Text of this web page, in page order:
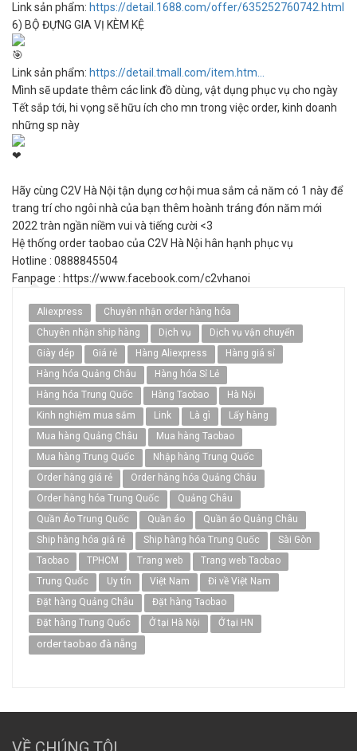
Link sản phẩm: https://detail.1688.com/offer/635252760742.html
6) BỘ ĐỰNG GIA VỊ KÈM KỆ
Link sản phẩm: https://detail.tmall.com/item.htm...
Mình sẽ update thêm các link đồ dùng, vật dụng phục vụ cho ngày
Tết sắp tới, hi vọng sẽ hữu ích cho mn trong việc order, kinh doanh
những sp này
Hãy cùng C2V Hà Nội tận dụng cơ hội mua sắm cả năm có 1 này để
trang trí cho ngôi nhà của bạn thêm hoành tráng đón năm mới
2022 tràn ngần niềm vui và tiếng cười <3
Hệ thống order taobao của C2V Hà Nội hân hạnh phục vụ
Hotline : 0888845504
Fanpage : https://www.facebook.com/c2vhanoi
Aliexpress
Chuyên nhận order hàng hóa
Chuyên nhận ship hàng
Dịch vụ
Dịch vụ vận chuyển
Giày dép
Giá rẻ Hàng Aliexpress
Hàng giá sỉ
Hàng hóa Quảng Châu
Hàng hóa Sỉ Lẻ
Hàng hóa Trung Quốc
Hàng Taobao
Hà Nội
Kinh nghiệm mua sắm
Link Là gì
Lấy hàng
Mua hàng Quảng Châu
Mua hàng Taobao
Mua hàng Trung Quốc
Nhập hàng Trung Quốc
Order hàng giá rẻ
Order hàng hóa Quảng Châu
Order hàng hóa Trung Quốc
Quảng Châu
Quần Áo Trung Quốc
Quần áo
Quần áo Quảng Châu
Ship hàng hóa giá rẻ
Ship hàng hóa Trung Quốc
Sài Gòn
Taobao
TPHCM Trang web
Trang web Taobao
Trung Quốc
Uy tín Việt Nam
Đi về Việt Nam
Đặt hàng Quảng Châu
Đặt hàng Taobao
Đặt hàng Trung Quốc
Ở tại Hà Nội Ở tại HN
order taobao đà nẵng